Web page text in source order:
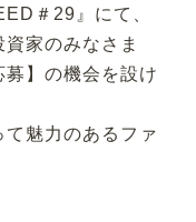
＃29』にて、
家のみなさま
】の機会を設け
魅力のあるファ